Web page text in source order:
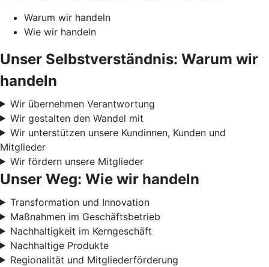
Warum wir handeln
Wie wir handeln
Unser Selbstverständnis: Warum wir
handeln
Wir übernehmen Verantwortung
Wir gestalten den Wandel mit
Wir unterstützen unsere Kundinnen, Kunden und
Mitglieder
Wir fördern unsere Mitglieder
Unser Weg: Wie wir handeln
Transformation und Innovation
Maßnahmen im Geschäftsbetrieb
Nachhaltigkeit im Kerngeschäft
Nachhaltige Produkte
Regionalität und Mitgliederförderung